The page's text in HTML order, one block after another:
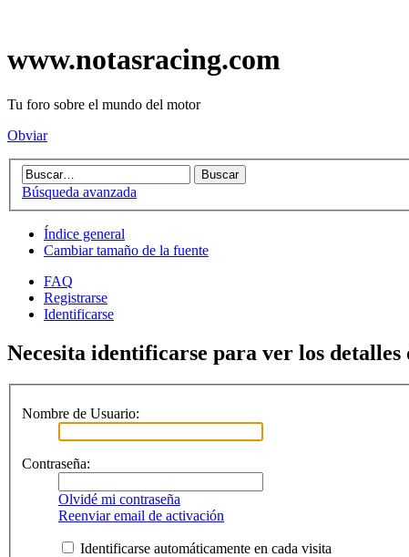
www.notasracing.com
Tu foro sobre el mundo del motor
Obviar
Búsqueda avanzada
Índice general
Cambiar tamaño de la fuente
FAQ
Registrarse
Identificarse
Necesita identificarse para ver los detalles
Nombre de Usuario:
Contraseña:
Olvidé mi contraseña
Reenviar email de activación
Identificarse automáticamente en cada visita